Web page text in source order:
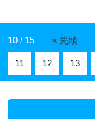
10 / 15 « 先頭
11 12 13